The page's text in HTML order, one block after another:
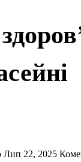
Лип 22, 2025